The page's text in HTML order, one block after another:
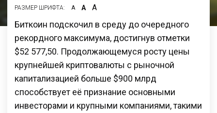
РАЗМЕР ШРИФТА: А А А
Биткоин подскочил в среду до очередного
рекордного максимума, достигнув отметки
$52 577,50. Продолжающемуся росту цены
крупнейшей криптовалюты с рыночной
капитализацией больше $900 млрд
способствует её признание основными
инвесторами и крупными компаниями, такими